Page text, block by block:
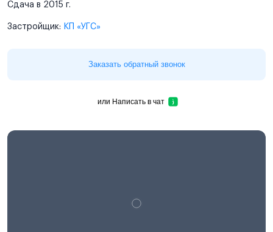
Сдача в 2015 г.
Застройщик: КП «УГС»
Заказать обратный звонок
или Написать в чат